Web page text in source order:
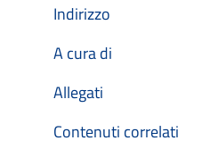
Indirizzo
A cura di
Allegati
Contenuti correlati